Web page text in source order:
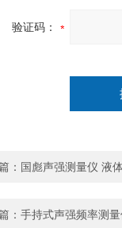
验证码：
： 国彪声强测量仪 液
： 手持式声强频率测